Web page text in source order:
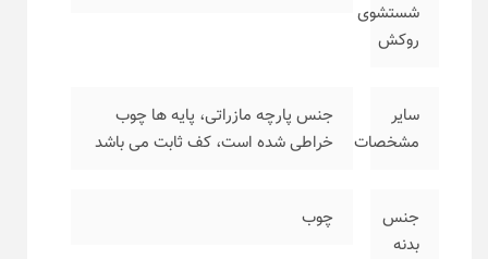
شستشوی
روکش
سایر
مشخصات
جنس پارچه مازراتی، پایه ها چوب
خراطی شده است، کف ثابت می باشد
جنس
بدنه
چوب